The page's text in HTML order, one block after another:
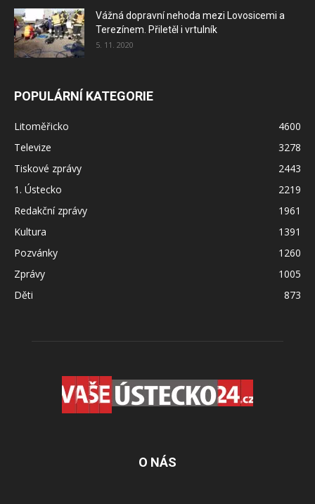
Vážná dopravní nehoda mezi Lovosicemi a
Terezínem. Přiletěl i vrtulník
5. 11. 2020
POPULÁRNÍ KATEGORIE
Litoměřicko
4600
Televize
3278
Tiskové zprávy
2443
1. Ústecko
2219
Redakční zprávy
1961
Kultura
1391
Pozvánky
1260
Zprávy
1005
Děti
873
O NÁS